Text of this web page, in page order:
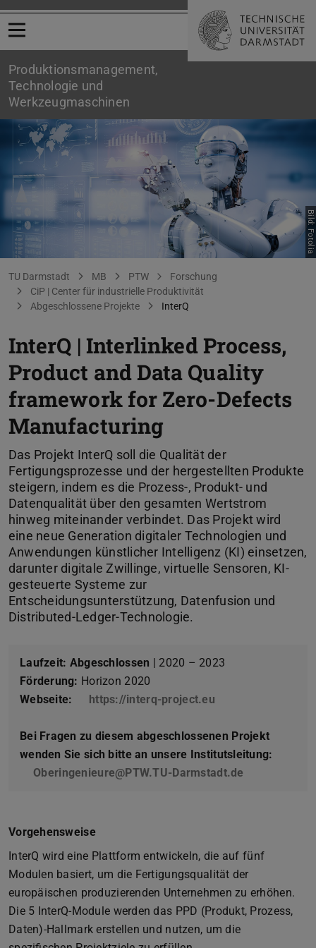
Menü öffnen
Produktionsmanagement,
Technologie und
Werkzeugmaschinen
Bild: Fotolia
Sie befinden sich hier:
TU Darmstadt MB PTW
Forschung
CiP | Center für industrielle Produktivität
Abgeschlossene Projekte
InterQ
InterQ | Interlinked Process,
Product and Data Quality
framework for Zero-Defects
Manufacturing
Das Projekt InterQ soll die Qualität der
Fertigungsprozesse und der hergestellten Produkte
steigern, indem es die Prozess-, Produkt- und
Datenqualität über den gesamten Wertstrom
hinweg miteinander verbindet. Das Projekt wird
eine neue Generation digitaler Technologien und
Anwendungen künstlicher Intelligenz (KI) einsetzen,
darunter digitale Zwillinge, virtuelle Sensoren, KI-
gesteuerte Systeme zur
Entscheidungsunterstützung, Datenfusion und
Distributed-Ledger-Technologie.
Laufzeit: Abgeschlossen | 2020 – 2023
Förderung: Horizon 2020
Webseite:
https://interq-project.eu
Bei Fragen zu diesem abgeschlossenen Projekt
wenden Sie sich bitte an unsere Institutsleitung:
Oberingenieure@PTW.TU-Darmstadt.de
Vorgehensweise
InterQ wird eine Plattform entwickeln, die auf fünf
Modulen basiert, um die Fertigungsqualität der
europäischen produzierenden Unternehmen zu erhöhen.
Die 5 InterQ-Module werden das PPD (Produkt, Prozess,
Daten)-Hallmark erstellen und nutzen, um die